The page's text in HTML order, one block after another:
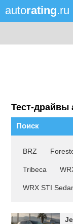
autorating.ru
Тест-драйвы
Поиск
BRZ
Tribeca
WRX STI